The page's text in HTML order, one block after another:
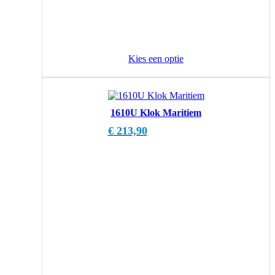
Kies een optie
1610U Klok Maritiem
€213,90